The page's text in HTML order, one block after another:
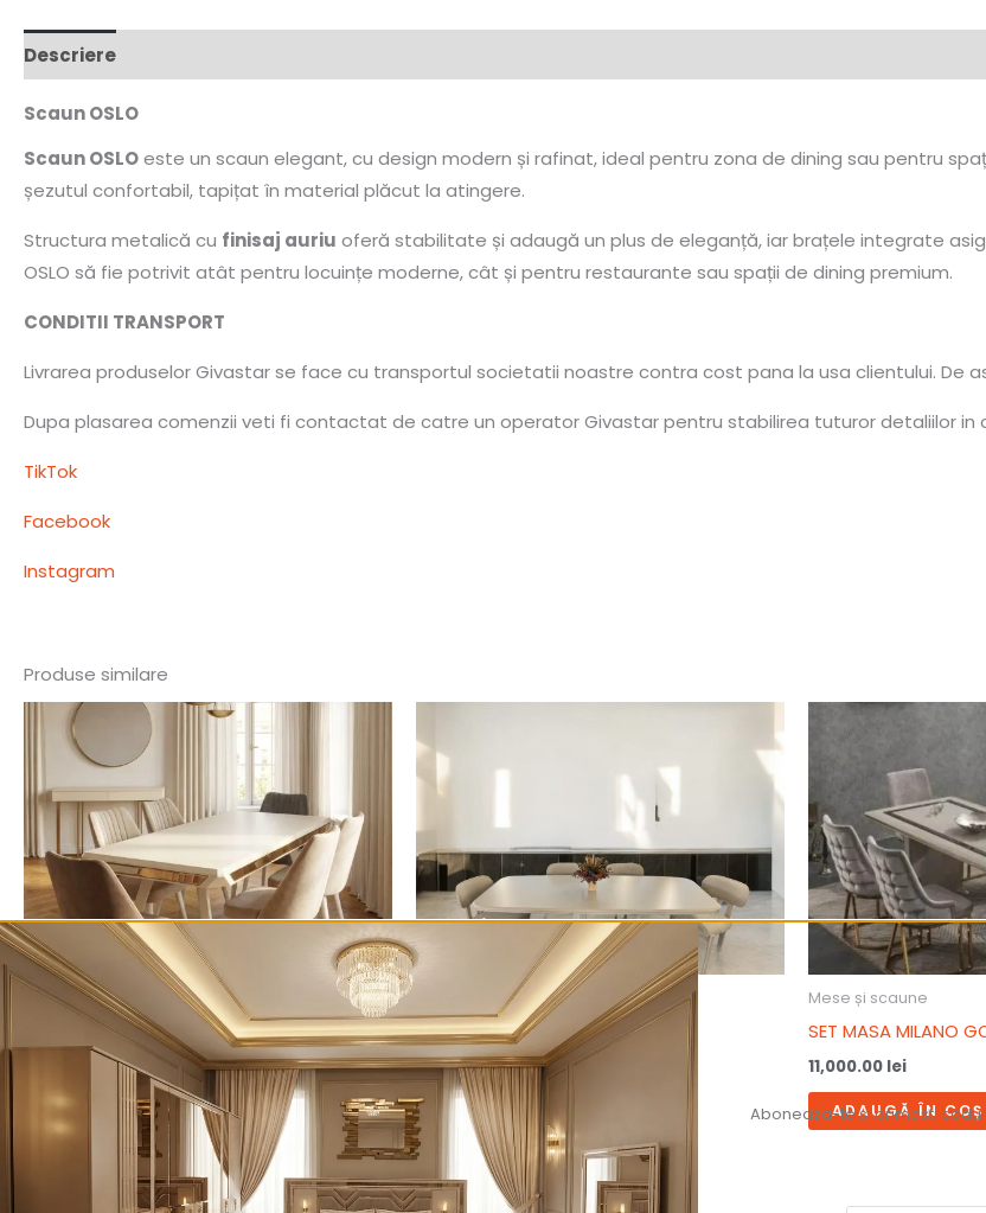
Descriere
Scaun OSLO
Scaun OSLOeste un scaun elegant, cu design modern și rafinat, ideal pentru zona de dining sau pentru
șezutul confortabil, tapițat în material plăcut la atingere.
Structura metalică cu finisaj auriu oferă stabilitate și adaugă un plus de eleganță, iar brațele integrate
OSLO să fie potrivit atât pentru locuințe moderne, cât și pentru restaurante sau spații de dining premium.
CONDITII TRANSPORT
Livrarea produselor Givastar se face cu transportul societatii noastre contra cost pana la usa clientului. De
Dupa plasarea comenzii veti fi contactat de catre un operator Givastar pentru stabilirea tuturor detaliilor in
TikTok
Facebook
Instagram
Produse similare
Mese și scaune
SET MASA GAUDI+6 SCAUNE CARDIN
lei
ADAUGĂ ÎN COȘ
Mese și scaune
SET MASA TULUM +6 SCAUNE
6,890.00lei
ADAUGĂ ÎN COȘ
Mese și scaune
SET MASA MILANO
11,000.00 lei
ADAUGĂ ÎN COȘ
Aboneaza-te si primesti